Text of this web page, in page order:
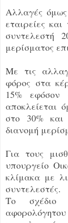
Αλλαγές όμως
εταιρείες
συντελεστή
μερίσματος
Με τις
φόρος στα
15% εφόσον
αποκλείεται
στο 30%
διανομή
Για τους
υπουργείο
κλίμακα με
συντελεστές.
Το σχέδιο